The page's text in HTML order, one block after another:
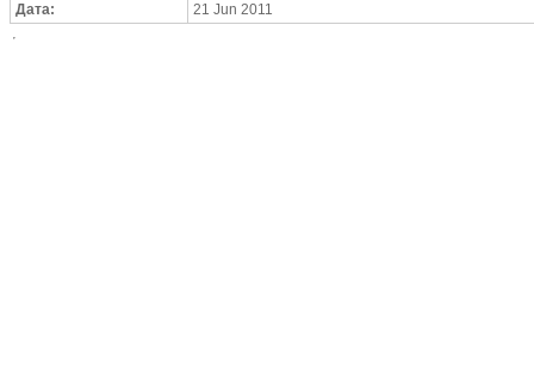
Дата:
21 Jun 2011